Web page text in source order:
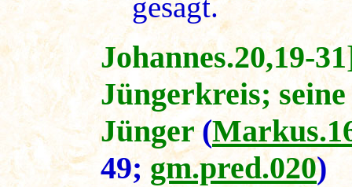
Johannes.20,19-
Jüngerkreis;
Jünger(
49; gm.pred.020)